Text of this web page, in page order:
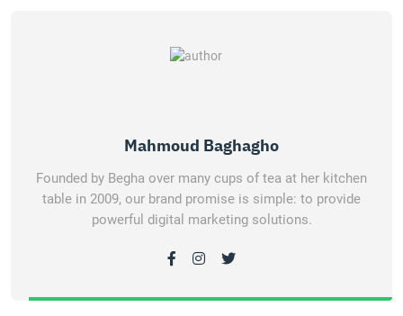
Mahmoud Baghagho
Founded by Begha over many cups of tea at her kitchen
table in 2009, our brand promise is simple: to provide
powerful digital marketing solutions.